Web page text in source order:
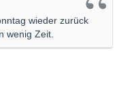
wieder zurück
wenig Zeit.